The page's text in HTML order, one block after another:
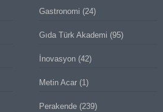
Gastronomi (24)
Gıda Türk Akademi (95)
İnovasyon (42)
Metin Acar (1)
Perakende (239)